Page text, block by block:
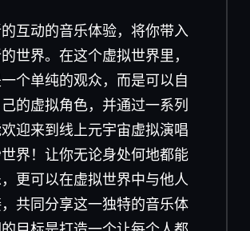
互动的音乐体验，将你带入
世界。在这个虚拟世界里，
个单纯的观众，而是可以自
的虚拟角色，并通过一系列
迎来到线上元宇宙虚拟演唱
界！让你无论身处何地都能
更可以在虚拟世界中与他人
共同分享这一独特的音乐体